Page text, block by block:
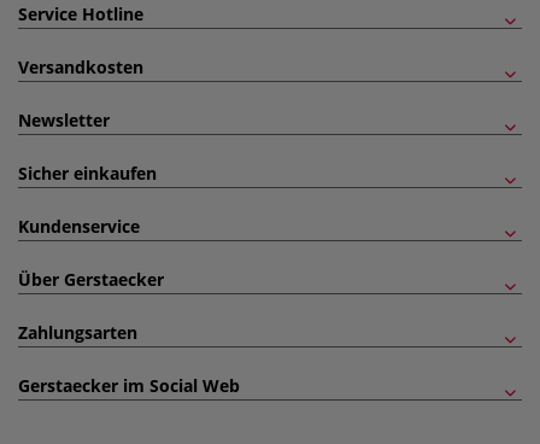
Service Hotline
Versandkosten
Newsletter
Sicher einkaufen
Kundenservice
Über Gerstaecker
Zahlungsarten
Gerstaecker im Social Web